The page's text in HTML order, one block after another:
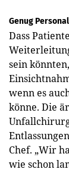
Genug Personal
Dass
sein
wenn es
könne. Die
Chef. „Wir
wie schon